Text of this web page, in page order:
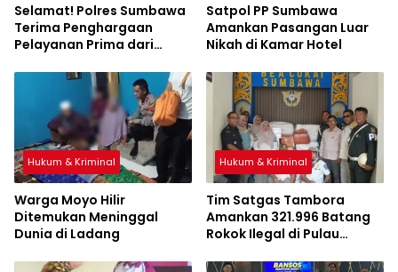
Selamat! Polres Sumbawa
Terima Penghargaan
Pelayanan Prima dari
Satpol PP Sumbawa
Amankan Pasangan Luar
Nikah di Kamar Hotel
Hukum & Kriminal
Warga Moyo Hilir
Ditemukan Meninggal
Dunia di Ladang
Hukum & Kriminal
Tim Satgas Tambora
Amankan 321.996 Batang
Rokok Ilegal di Pulau